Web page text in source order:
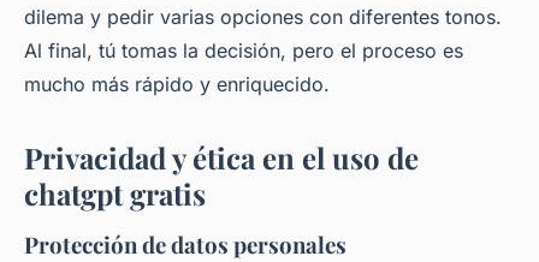
dilema y pedir varias opciones con diferentes tonos.
Al final, tú tomas la decisión, pero el proceso es
mucho más rápido y enriquecido.
Privacidad y ética en el uso de
chatgpt gratis
Protección de datos personales